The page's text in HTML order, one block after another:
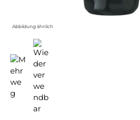
Abbildung ähnlich